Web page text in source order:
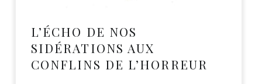
L’ÉCHO DE NOS
SIDÉRATIONS AUX
CONFLINS DE L’HORREUR